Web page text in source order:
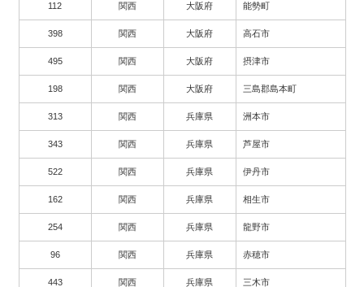
112 関西 大阪府 能勢町
398 関西 大阪府 高石市
495 関西 大阪府 摂津市
198 関西 大阪府 三島郡島本町
313 関西 兵庫県 洲本市
343 関西 兵庫県 芦屋市
522 関西 兵庫県 伊丹市
162 関西 兵庫県 相生市
254 関西 兵庫県 龍野市
96 関西 兵庫県 赤穂市
443 関西 兵庫県 三木市